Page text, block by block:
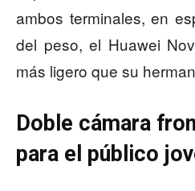
ambos terminales, en
del peso, el Huawei
más ligero que su
Doble cámara
para el público